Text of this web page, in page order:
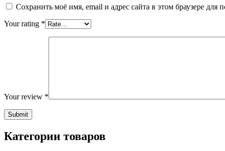
Сохранить моё имя, email и адрес сайта в этом браузере
Your rating *
Your review *
Категории товаров